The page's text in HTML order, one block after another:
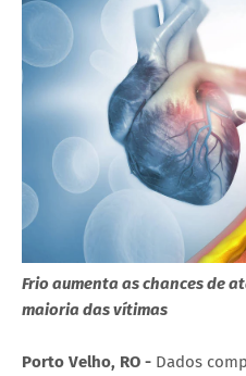
Frio aumenta as chances de
maioria das vítimas
Porto Velho, RO - Dados